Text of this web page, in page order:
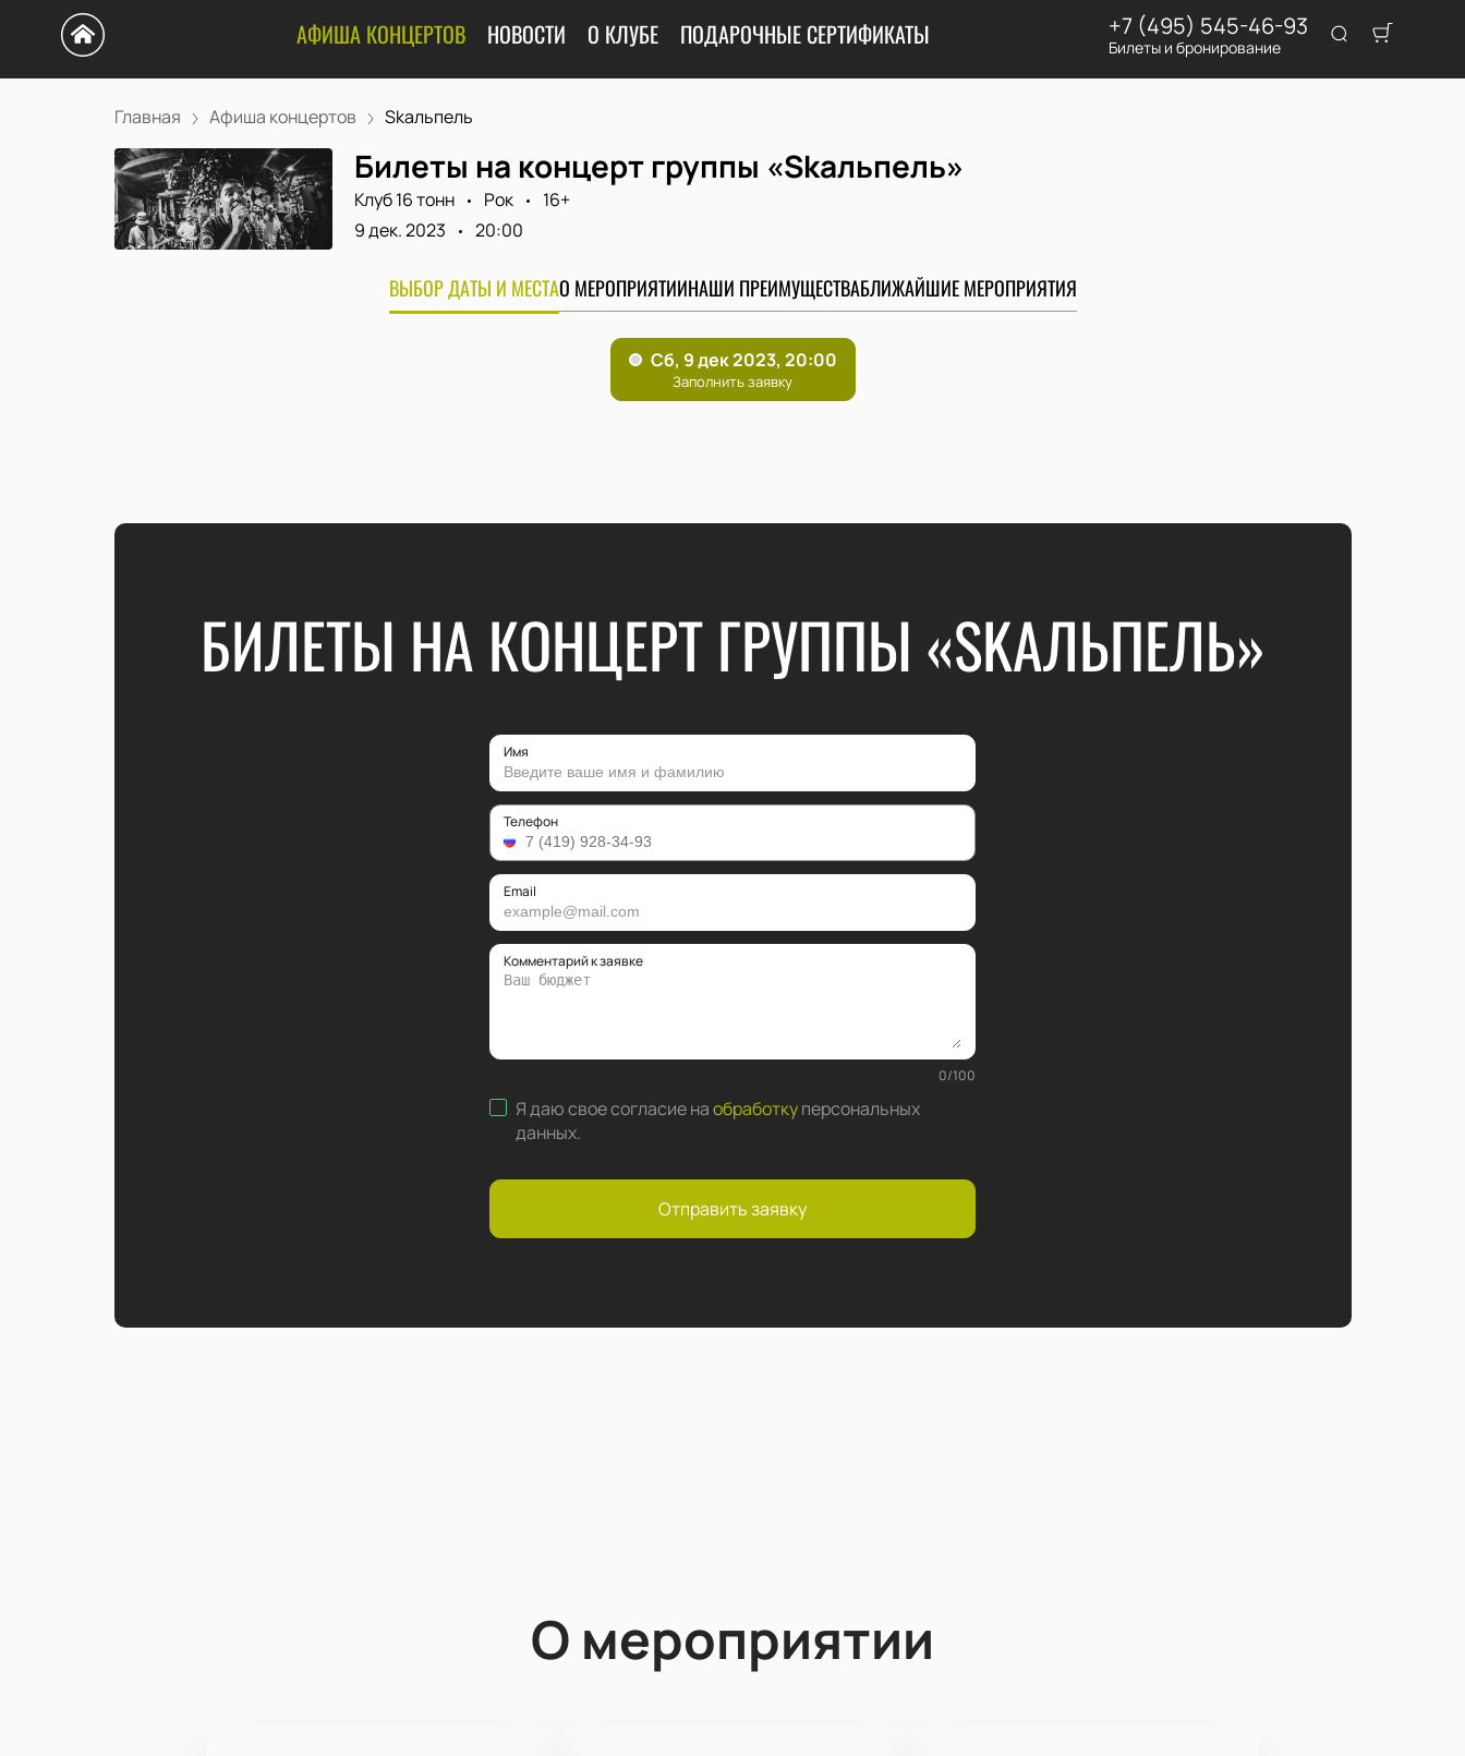
АФИША КОНЦЕРТОВ НОВОСТИ О КЛУБЕ ПОДАРОЧНЫЕ СЕРТИФИКАТЫ +7 (495) 545-46-93
Билеты и бронирование
Главная Афиша концертов Skaльпель
Билеты на концерт группы «Skaльпель»
Клуб 16 тонн Рок
16+
9 дек. 2023
20:00
ВЫБОР ДАТЫ И МЕСТАО МЕРОПРИЯТИИНАШИ ПРЕИМУЩЕСТВАБЛИЖАЙШИЕ МЕРОПРИЯТИЯ
БИЛЕТЫ НА КОНЦЕРТ ГРУППЫ «SKAЛЬПЕЛЬ»
Имя
Телефон
Email
Комментарий к заявке
0/100
Я даю свое согласие наобработкуперсональных
данных.
Отправить заявку
О мероприятии